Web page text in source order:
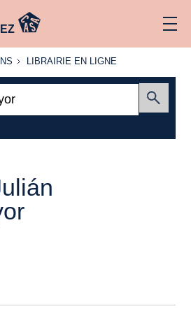
LIBRAIRIE
LIBRAIRIE EN LIGNE